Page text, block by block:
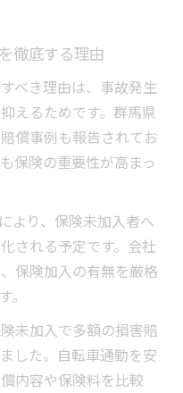
徹底する理由
べき理由は、事故発生
えるためです。群馬県
償事例も報告されてお
保険の重要性が高まっ
より、保険未加入者へ
される予定です。会社
保険加入の有無を厳格
未加入で多額の損害賠
した。自転車通勤を安
内容や保険料を比較